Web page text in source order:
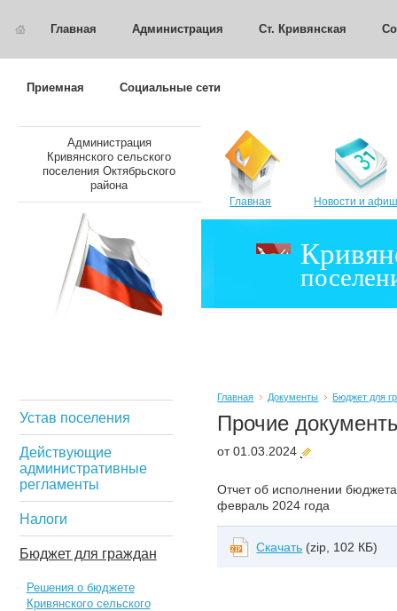
Главная Администрация Ст. Кривянская
Приемная Социальные сети
Администрация
Кривянского сельского
поселения Октябрьского
района
Главная Новости и
Устав поселения
Действующие
административные
регламенты
Налоги
Бюджет для граждан
Решения о бюджете
Кривянского сельского
Главная Документы Бюджет для
Прочие
от 01.03.2024
Отчет об исполнении
февраль 2024 года
Скачать (zip, 102 КБ)